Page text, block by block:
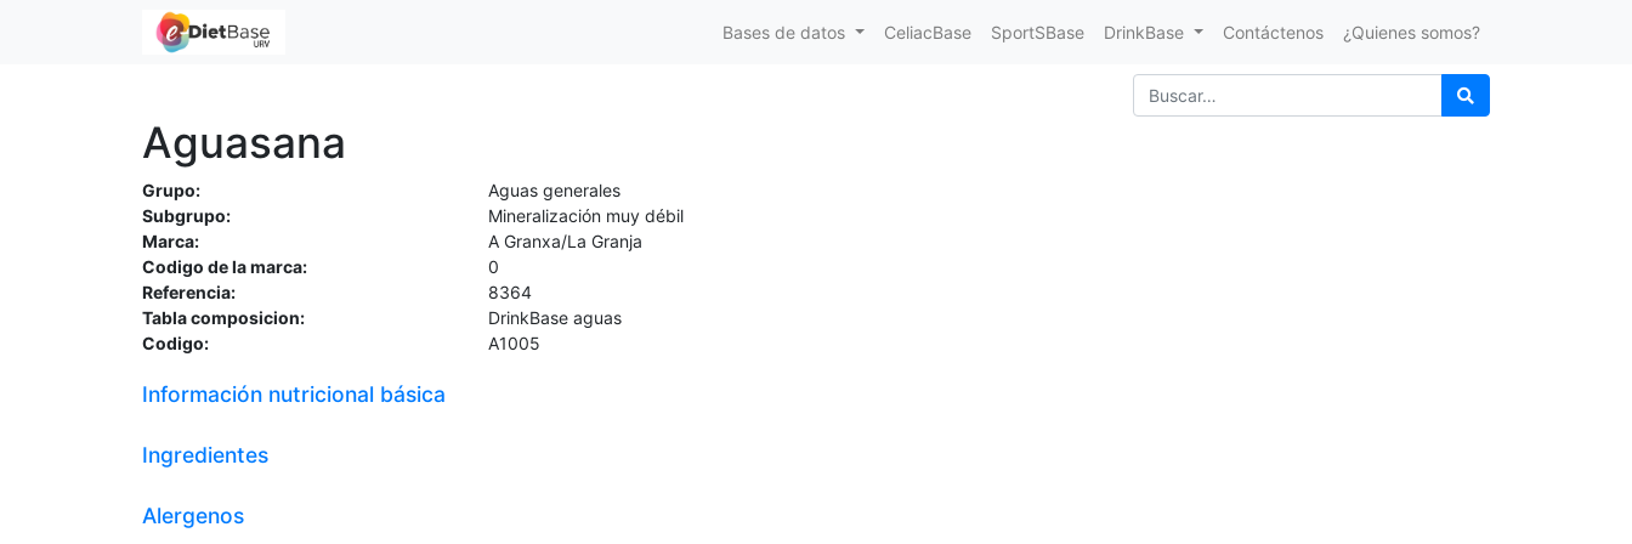
Bases de datos CeliacBase SportSBase DrinkBase Contáctenos ¿Quienes somos?
Aguasana
Grupo:
Aguas generales
Subgrupo:
Mineralización muy débil
Marca:
A Granxa/La Granja
Codigo de la marca:
0
Referencia:
8364
Tabla composicion:
DrinkBase aguas
Codigo:
A1005
Información nutricional básica
Ingredientes
Alergenos